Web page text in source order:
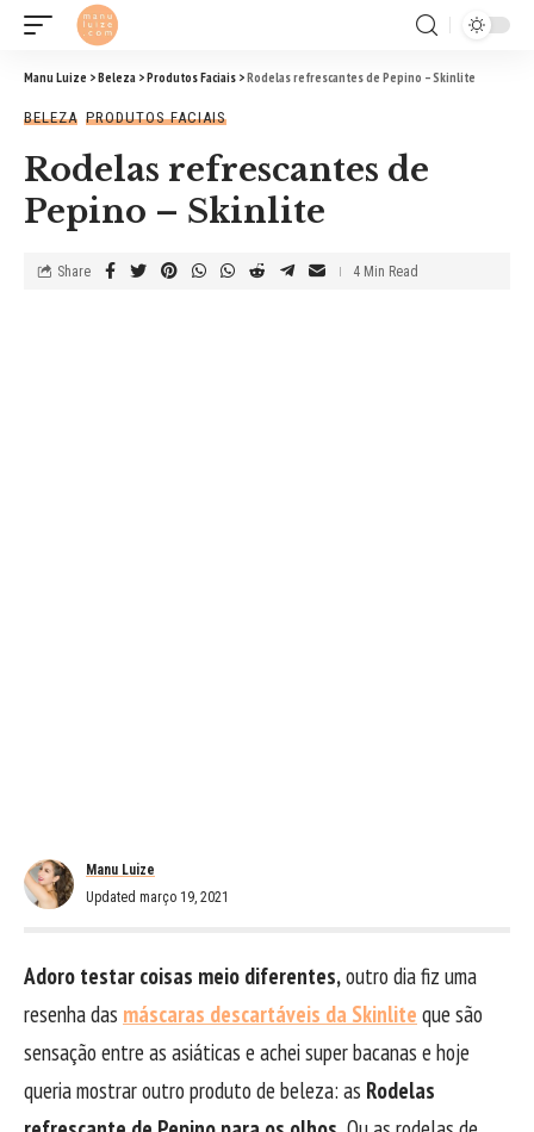
Manu Luize >Beleza >Produtos Faciais >Rodelas refrescantes de Pepino – Skinlite
BELEZA PRODUTOS FACIAIS
Rodelas refrescantes de
Pepino – Skinlite
Manu Luize
Updated março 19, 2021
Share 4 Min Read
Adoro testar coisas meio diferentes,outro dia fiz uma
resenha das máscaras descartáveis da Skinlite que são
sensação entre as asiáticas e achei super bacanas e hoje
queria mostrar outro produto de beleza: as Rodelas